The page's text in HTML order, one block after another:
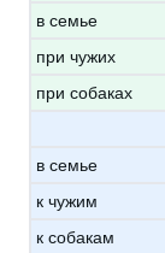
в семье
при чужих
при собаках
в семье
к чужим
к собакам